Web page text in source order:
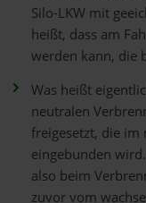
Silo-LKW mit
heißt, dass am
werden kann, die
Was heißt
neutralen
freigesetzt, die im
eingebunden
also beim
zuvor vom